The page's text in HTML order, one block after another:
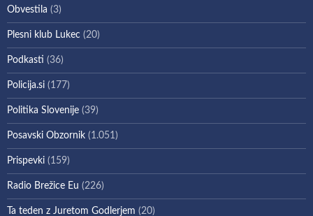
Obvestila (3)
Plesni klub Lukec (20)
Podkasti (36)
Policija.si (177)
Politika Slovenije (39)
Posavski Obzornik (1.051)
Prispevki (159)
Radio Brežice Eu (226)
Ta teden z Juretom Godlerjem (20)